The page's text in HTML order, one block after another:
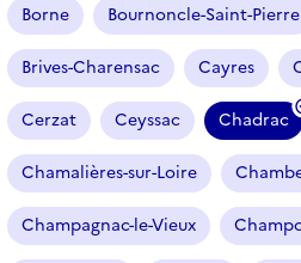
Borne Bournoncle-Saint-Pierre
Brives-Charensac Cayres
Cerzat Ceyssac Chadrac
(
f
i
l
t
Chamalières-sur-Loire
Champagnac-le-Vieux